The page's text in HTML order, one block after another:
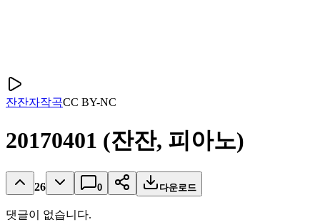
잔잔자작곡CC BY-NC
20170401 (잔잔, 피아노)
26 0 다운로드
댓글이 없습니다.